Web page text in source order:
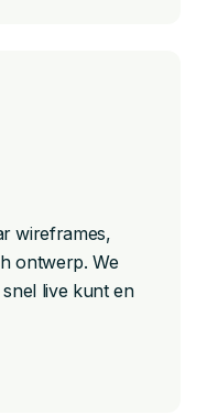
wireframes,
ontwerp. We
live kunt en